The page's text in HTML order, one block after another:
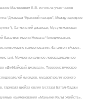
Мальцевым В.В. из числа участников
“Джамаат “Красный пахарь”, Международное
Хатлонский джамаат, Мусульманская
батальон имени Номана Челеджихана»,
наименования: батальон «Азов»,
Межрегиональное леворадикальное
«Дуббайский джамаат», Террористическое
(мюидов, мурдов) религиозного
тариката шейха овлия (устаза) Батал-Хаджи
наименования «Маньяки Культ Убийств»,